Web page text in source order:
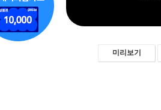
미리보기